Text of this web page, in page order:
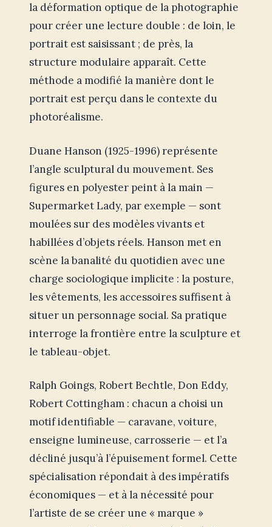
la déformation optique de la photographie
pour créer une lecture double : de loin, le
portrait est saisissant ; de près, la
structure modulaire apparaît. Cette
méthode a modifié la manière dont le
portrait est perçu dans le contexte du
photoréalisme.
Duane Hanson (1925-1996) représente
l’angle sculptural du mouvement. Ses
figures en polyester peint à la main —
Supermarket Lady, par exemple — sont
moulées sur des modèles vivants et
habillées d’objets réels. Hanson met en
scène la banalité du quotidien avec une
charge sociologique implicite : la posture,
les vêtements, les accessoires suffisent à
situer un personnage social. Sa pratique
interroge la frontière entre la sculpture et
le tableau-objet.
Ralph Goings, Robert Bechtle, Don Eddy,
Robert Cottingham : chacun a choisi un
motif identifiable — caravane, voiture,
enseigne lumineuse, carrosserie — et l’a
décliné jusqu’à l’épuisement formel. Cette
spécialisation répondait à des impératifs
économiques — et à la nécessité pour
l’artiste de se créer une « marque »